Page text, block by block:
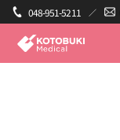
048-951-5211